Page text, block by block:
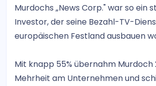
Murdochs „News Corp." war so ein
Investor, der seine Bezahl-TV-
europäischen Festland ausbauen
Mit knapp 55% übernahm Murdoch
Mehrheit am Unternehmen und